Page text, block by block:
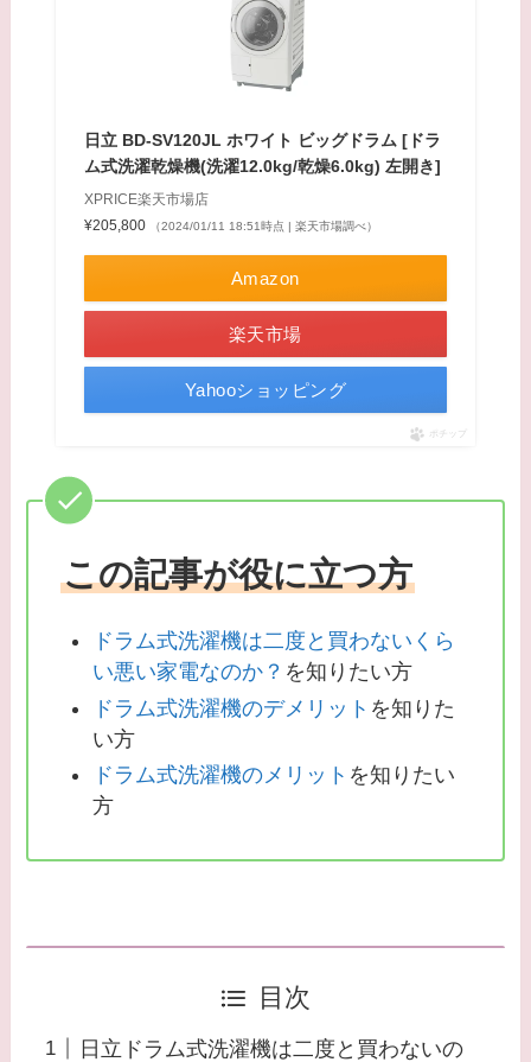
日立 BD-SV120JL ホワイト ビッグドラム [ドラ
ム式洗濯乾燥機(洗濯12.0kg/乾燥6.0kg) 左開き]
XPRICE楽天市場店
¥205,800
（2024/01/11 18:51時点 | 楽天市場調べ）
Amazon
楽天市場
Yahooショッピング
ポチップ
この記事が役に立つ方
ドラム式洗濯機は二度と買わないくら
い悪い家電なのか？ を知りたい方
ドラム式洗濯機のデメリット を知りた
い方
ドラム式洗濯機のメリット を知りたい
方
目次
日立ドラム式洗濯機は二度と買わないの